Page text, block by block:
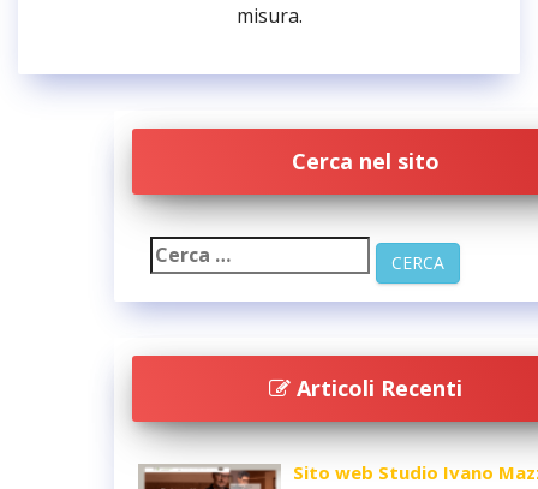
misura.
Cerca nel sito
Articoli Recenti
Sito web Studio Ivano